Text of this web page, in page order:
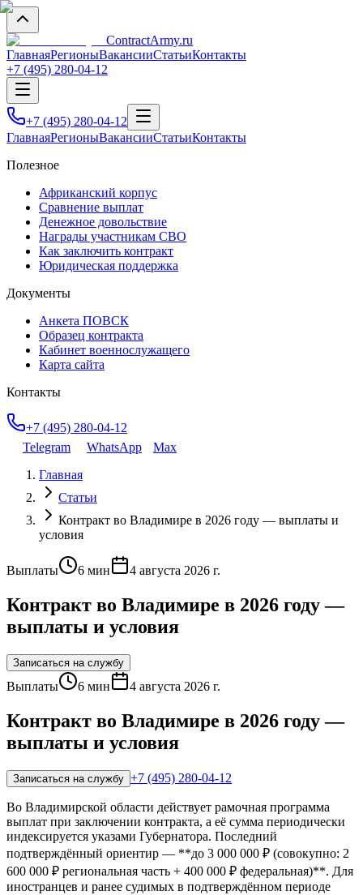
ContractArmy.ru
ГлавнаяРегионыВакансииСтатьиКонтакты
+7 (495) 280-04-12
+7 (495) 280-04-12
ГлавнаяРегионыВакансииСтатьиКонтакты
Полезное
Африканский корпус
Сравнение выплат
Денежное довольствие
Награды участникам СВО
Как заключить контракт
Юридическая поддержка
Документы
Анкета ПОВСК
Образец контракта
Кабинет военнослужащего
Карта сайта
Контакты
+7 (495) 280-04-12
Telegram
WhatsApp
Max
Главная
Статьи
Контракт во Владимире в 2026 году — выплаты и
условия
Выплаты 6 мин 4 августа 2026 г.
Контракт во Владимире в 2026 году —
выплаты и условия
Записаться на службу
Выплаты 6 мин 4 августа 2026 г.
Контракт во Владимире в 2026 году —
выплаты и условия
Записаться на службу +7 (495) 280-04-12
Во Владимирской области действует рамочная программа
выплат при заключении контракта, а её сумма периодически
индексируется указами Губернатора. Последний
подтверждённый ориентир — **до 3 000 000 ₽ (совокупно: 2
600 000 ₽ региональная часть + 400 000 ₽ федеральная)**. Для
иностранцев и ранее судимых в подтверждённом периоде